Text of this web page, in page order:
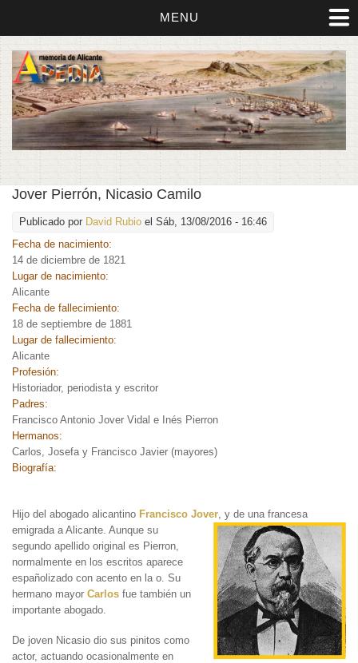
MENU
Jover Pierrón, Nicasio Camilo
Publicado por David Rubio el Sáb, 13/08/2016 - 16:46
Fecha de nacimiento:
14 de diciembre de 1821
Lugar de nacimiento:
Alicante
Fecha de fallecimiento:
18 de septiembre de 1881
Lugar de fallecimiento:
Alicante
Profesión:
Historiador, periodista y escritor
Padres:
Francisco Antonio Jover Vidal e Inés Pierron
Hermanos:
Carlos, Josefa y Francisco Javier (mayores)
Biografía:
Hijo del abogado alicantino Francisco Jover , y de una francesa
emigrada a Alicante. Aunque su
segundo apellido original es Pierron,
normalmente en los escritos aparece
españolizado con acento en la o. Su
hermano mayor Carlos fue también un
importante abogado.
De joven Nicasio dio sus pinitos como
actor, actuando ocasionalmente en